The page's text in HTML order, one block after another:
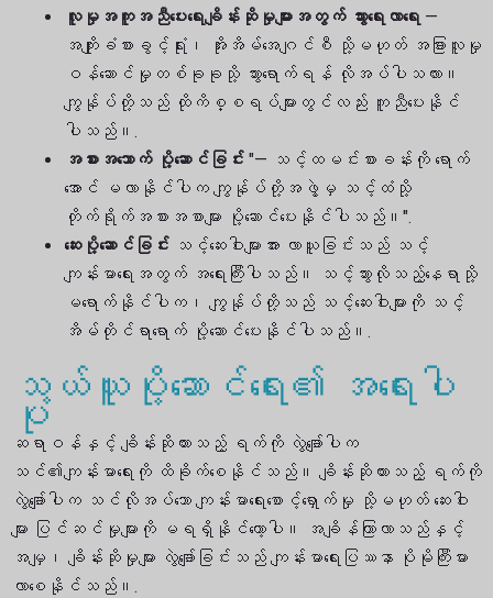
လူမှုအကူအညီပေးရေးချိန်းဆိုမှုများအတွက် သွားရေးလာရေး —
အကျိုးခံစားခွင့်ရုံး၊ အိုးအိမ်အေဂျင်စီ သို့မဟုတ် အခြားလူမှု
ဝန်ဆောင်မှုတစ်ခုခုသို့ သွားရောက်ရန် လိုအပ်ပါသလား။
ကျွန်ုပ်တို့သည် ထိုကိစ္စရပ်များတွင်လည်း ကူညီပေးနိုင်
ပါသည်။.
အစားအသောက် ပို့ဆောင်ခြင်း "— သင့်ထမင်းစားခန်းကို ရောက်
အောင် မလာနိုင်ပါက ကျွန်ုပ်တို့အဖွဲ့မှ သင့်ထံသို့
တိုက်ရိုက်အစားအစာများ ပို့ဆောင်ပေးနိုင်ပါသည်။".
ဆေးပို့ဆောင်ခြင်း သင့်ဆေးဝါးများအား လာယူခြင်းသည် သင့်
ကျန်းမာရေးအတွက် အရေးကြီးပါသည်။ သင့်သွားလိုသည့်နေရာသို့
မရောက်နိုင်ပါက၊ ကျွန်ုပ်တို့သည် သင့်ဆေးဝါးများကို သင့်
အိမ်တိုင်ရာရောက် ပို့ဆောင်ပေးနိုင်ပါသည်။.
သယ်ယူပို့ဆောင်ရေး၏ အရေးပါ
ပုံ
ဆရာဝန်နှင့် ချိန်းဆိုထားသည့် ရက်ကို လွဲချော်ပါက
သင်၏ကျန်းမာရေးကို ထိခိုက်စေနိုင်သည်။ ချိန်းဆိုထားသည့် ရက်ကို
လွဲချော်ပါက သင်လိုအပ်သော ကျန်းမာရေးစောင့်ရှောက်မှု သို့မဟုတ် ဆေးဝါး
များ ပြင်ဆင်မှုများကို မရရှိနိုင်တော့ပါ။ အချိန်ကြာလာသည်နှင့်
အမျှ၊ ချိန်းဆိုမှုများ လွဲချော်ခြင်းသည် ကျန်းမာရေးပြဿနာ ပိုမိုကြီးမား
လာစေနိုင်သည်။.